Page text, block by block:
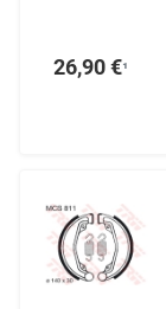
26,90 €¹